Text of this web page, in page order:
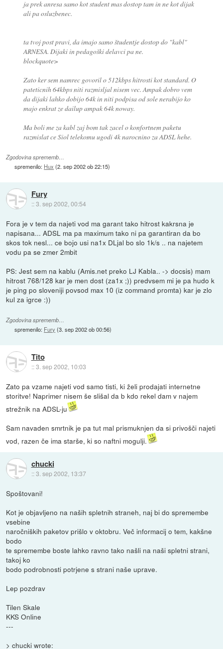
ja prek anresa samo kot student mas dostop tam in ne kot dijak
ali pa osluzbenec.
ta tvoj post pravi, da imajo samo študentje dostop do "kabl"
ARNESA. Dijaki in pedagoški delavci pa ne.
blockquote>
Zato ker sem namrec govoril o 512kbps hitrosti kot standard. O
pateticnih 64kbps niti razmisljal nisem vec. Ampak dobro vem
da dijaki lahko dobijo 64k in niti podpisa od sole nerabijo ko
majo enkrat ze dailup ampak 64k noway.
Ma boli me za kabl zaj bom tak zacel o konfortnem paketu
razmislat ce Siol telekomu ugodi 4k narocnino za ADSL hehe.
Zgodovina sprememb…
spremenilo: Hux (2. sep 2002 ob 22:15)
Fury
::3. sep 2002, 00:54
Fora je v tem da najeti vod ma garant tako hitrost kakrsna je
napisana... ADSL ma pa maximum tako ni pa garantiran da bo
skos tok nesl... ce bojo usi na1x DLjal bo slo 1k/s .. na najetem
vodu pa se zmer 2mbit
PS: Jest sem na kablu (Amis.net preko LJ Kabla.. -> docsis) mam
hitrost 768/128 kar je men dost (za1x ;)) predvsem mi je pa hudo k
je ping po sloveniji povsod max 10 (iz command promta) kar je zlo
kul za igrce :))
Zgodovina sprememb…
spremenilo: Fury (3. sep 2002 ob 00:56)
Tito
::3. sep 2002, 10:03
Zato pa vzame najeti vod samo tisti, ki želi prodajati internetne
storitve! Naprimer nisem še slišal da b kdo rekel dam v najem
strežnik na ADSL-ju
Sam navaden smrtnik je pa tut mal prismuknjen da si privošči najeti
vod, razen če ima starše, ki so naftni mogulji.
chucki
::3. sep 2002, 13:37
Spoštovani!
Kot je objavljeno na naših spletnih straneh, naj bi do spremembe
vsebine
naročniških paketov prišlo v oktobru. Več informacij o tem, kakšne
bodo
te spremembe boste lahko ravno tako našli na naši spletni strani,
takoj ko
bodo podrobnosti potrjene s strani naše uprave.
Lep pozdrav
Tilen Skale
KKS Online
---
> chucki wrote: